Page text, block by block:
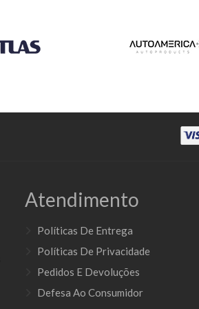
Atendimento
Políticas De Entrega
Políticas De Privacidade
Pedidos E Devoluções
Defesa Ao Consumidor